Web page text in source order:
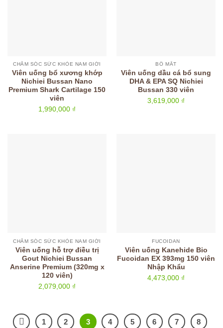
CHĂM SÓC SỨC KHỎE NAM GIỚI
Viên uống bổ xương khớp
Nichiei Bussan Nano
Premium Shark Cartilage 150
viên
1,990,000 ₫
BỔ MẮT
Viên uống dầu cá bổ sung
DHA & EPA SQ Nichiei
Bussan 330 viên
3,619,000 ₫
CHĂM SÓC SỨC KHỎE NAM GIỚI
Viên uống hỗ trợ điều trị
Gout Nichiei Bussan
Anserine Premium (320mg x
120 viên)
2,079,000 ₫
FUCOIDAN
Viên uống Kanehide Bio
Fucoidan EX 393mg 150 viên
Nhập Khẩu
4,473,000 ₫
1 2 3 4 5 6 7
8